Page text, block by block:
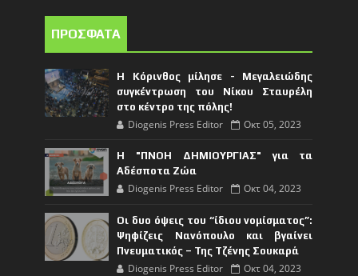
ΠΡΟΣΦΑΤΑ
Η Κόρινθος μίλησε - Μεγαλειώδης
συγκέντρωση του Νίκου Σταυρέλη
στο κέντρο της πόλης!
Diogenis Press Editor Οκτ 05, 2023
Η "ΠΝΟΗ ΔΗΜΙΟΥΡΓΙΑΣ" για τα
Αδέσποτα Ζώα
Diogenis Press Editor Οκτ 04, 2023
Οι δυο όψεις του “ίδιου νομίσματος”:
Ψηφίζεις Νανόπουλο και βγαίνει
Πνευματικός – Της Τζένης Σουκαρά
Diogenis Press Editor Οκτ 04, 2023